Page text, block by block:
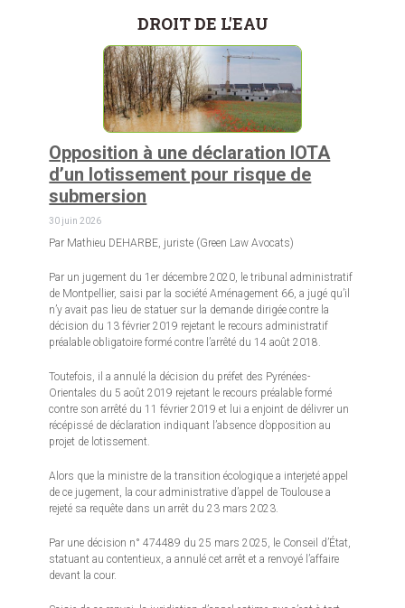
DROIT DE L'EAU
Opposition à une déclaration IOTA
d’un lotissement pour risque de
submersion
30 juin 2026
Par Mathieu DEHARBE, juriste (Green Law Avocats)
Par un jugement du 1er décembre 2020, le tribunal administratif
de Montpellier, saisi par la société Aménagement 66, a jugé qu’il
n’y avait pas lieu de statuer sur la demande dirigée contre la
décision du 13 février 2019 rejetant le recours administratif
préalable obligatoire formé contre l’arrêté du 14 août 2018.
Toutefois, il a annulé la décision du préfet des Pyrénées-
Orientales du 5 août 2019 rejetant le recours préalable formé
contre son arrêté du 11 février 2019 et lui a enjoint de délivrer un
récépissé de déclaration indiquant l’absence d’opposition au
projet de lotissement.
Alors que la ministre de la transition écologique a interjeté appel
de ce jugement, la cour administrative d’appel de Toulouse a
rejeté sa requête dans un arrêt du 23 mars 2023.
Par une décision n° 474489 du 25 mars 2025, le Conseil d’État,
statuant au contentieux, a annulé cet arrêt et a renvoyé l’affaire
devant la cour.